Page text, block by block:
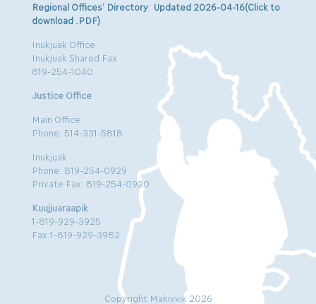
Regional Offices’ Directory Updated 2026-04-16(Click to
download .PDF)
Inukjuak Office
Inukjuak Shared Fax
819-254-1040
Justice Office
Main Office
Phone: 514-331-5818
Inukjuak
Phone: 819-254-0929
Private Fax: 819-254-0930
Kuujjuaraapik
1-819-929-3925
Fax:1-819-929-3982
Copyright Makivvik 2026